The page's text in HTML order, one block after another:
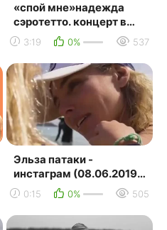
«спой мне»надежда
сэротетто. концерт в
кдц салехард
26.10.2019
3:19 0% 537
Эльза патаки -
инстаграм (08.06.2019 )
- 0:15 0% 505